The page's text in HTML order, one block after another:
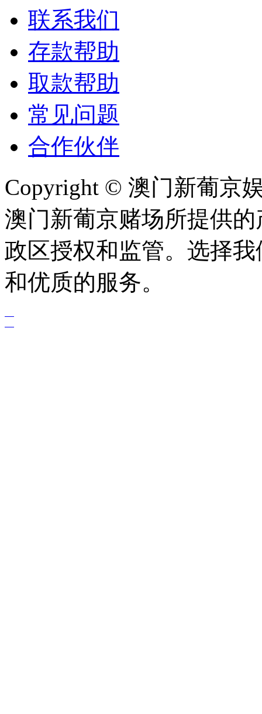
联系我们
存款帮助
取款帮助
常见问题
合作伙伴
Copyright © 澳门新葡京
澳门新葡京赌场所提供
政区授权和监管。选择
和优质的服务。